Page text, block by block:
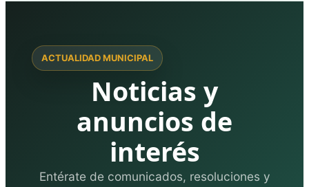
ACTUALIDAD MUNICIPAL
Noticias y
anuncios de
interés
Entérate de comunicados, resoluciones y